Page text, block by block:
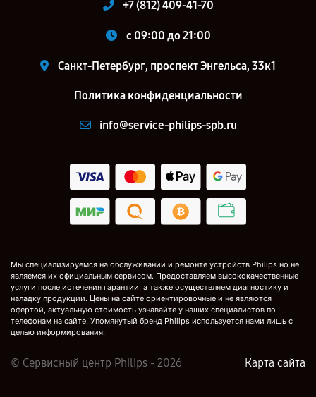
+7 (812) 409-41-70
c 09:00 до 21:00
Санкт-Петербург, проспект Энгельса, 33к1
Политика конфиденциальности
info@service-philips-spb.ru
Мы специализируемся на обслуживании и ремонте устройств Philips но не
являемся их официальным сервисом. Предоставляем высококачественные
услуги после истечения гарантии, а также осуществляем диагностику и
наладку продукции. Цены на сайте ориентировочные и не являются
офертой, актуальную стоимость узнавайте у наших специалистов по
телефонам на сайте. Упомянутый бренд Philips используется нами лишь с
целью информирования.
© Сервисный центр Philips - 2026 Карта сайта